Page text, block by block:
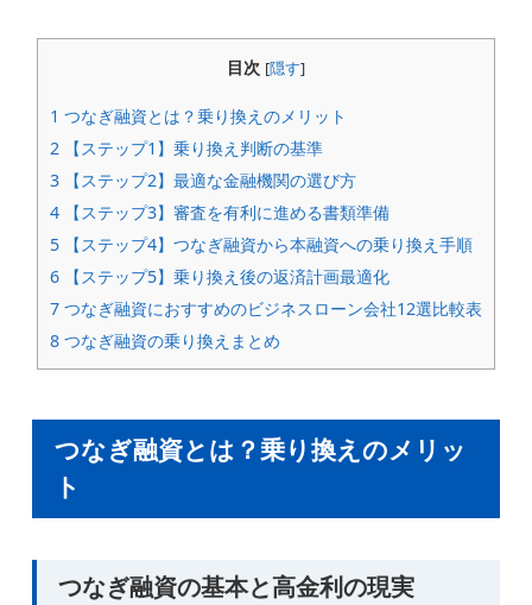
目次 [隠す]
1 つなぎ融資とは？乗り換えのメリット
2 【ステップ1】乗り換え判断の基準
3 【ステップ2】最適な金融機関の選び方
4 【ステップ3】審査を有利に進める書類準備
5 【ステップ4】つなぎ融資から本融資への乗り換え手順
6 【ステップ5】乗り換え後の返済計画最適化
7 つなぎ融資におすすめのビジネスローン会社12選比較表
8 つなぎ融資の乗り換えまとめ
つなぎ融資とは？乗り換えのメリッ
ト
つなぎ融資の基本と高金利の現実